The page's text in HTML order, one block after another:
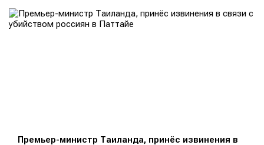
Премьер-министр Таиланда, принёс извинения в